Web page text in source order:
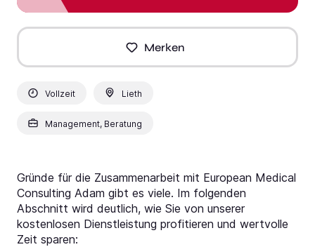
Merken
Vollzeit Lieth
Management, Beratung
Gründe für die Zusammenarbeit mit European Medical
Consulting Adam gibt es viele. Im folgenden
Abschnitt wird deutlich, wie Sie von unserer
kostenlosen Dienstleistung profitieren und wertvolle
Zeit sparen: